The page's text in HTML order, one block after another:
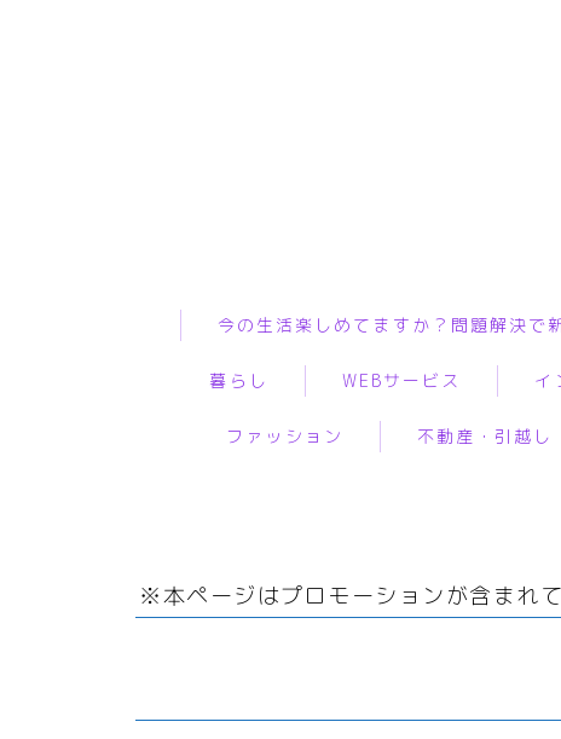
今の生活楽しめてますか？問題解決で
暮らし
インテリア
オフィス用品
WEBサービス
ASP
ドメイン
ポイントサービス・懸賞
イ
WiFi
ファッション 不動産・引越し
※本ページはプロモーションが含まれ